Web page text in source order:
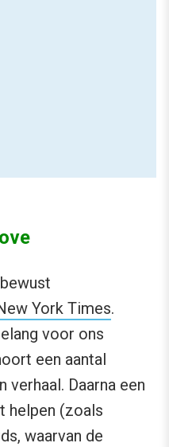
York Times.
voor ons
een aantal
Daarna een
helpen (zoals
waarvan de